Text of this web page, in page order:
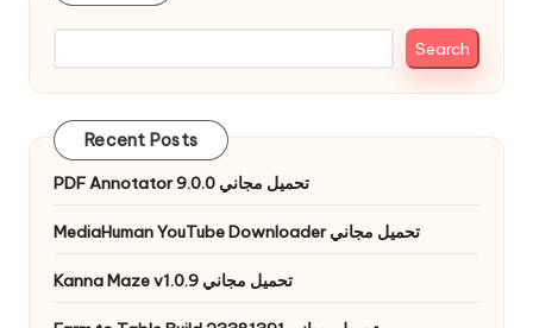
Search
Recent Posts
PDF Annotator 9.0.0 تحميل مجاني
MediaHuman YouTube Downloader تحميل مجاني
Kanna Maze v1.0.9 تحميل مجاني